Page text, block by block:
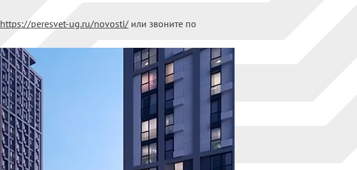
https://peresvet-ug.ru/novosti/ или звоните по